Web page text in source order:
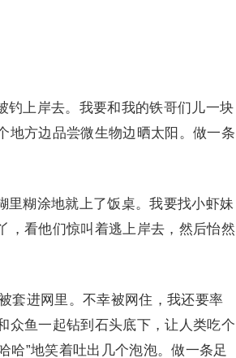
上岸去。我要和我的铁哥们儿一块
地方边品尝微生物边晒太阳。做一条
糊涂地就上了饭桌。我要找小虾妹
，看他们惊叫着逃上岸去，然后怡然
进网里。不幸被网住，我还要率
众鱼一起钻到石头底下，让人类吃个
哈”地笑着吐出几个泡泡。做一条足